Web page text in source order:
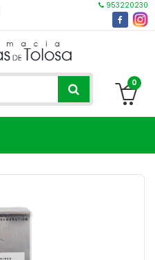
953220230
0